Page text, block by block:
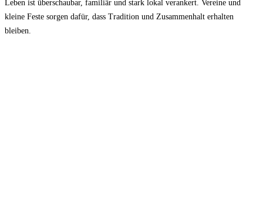
Leben ist überschaubar, familiär und stark lokal verankert. Vereine und
kleine Feste sorgen dafür, dass Tradition und Zusammenhalt erhalten
bleiben.